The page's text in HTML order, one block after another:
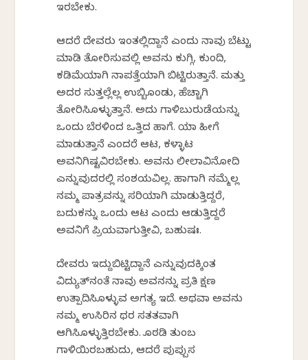
ಇರಬೇಕು.
ಆದರೆ ದೇವರು ಇಂತಲ್ಲಿದ್ದಾನೆ ಎಂದು ನಾವು ಬೆಟ್ಟು
ಮಾಡಿ ತೋರಿಸುವಲ್ಲಿ ಅವನು ಕುಗ್ಗಿ, ಕುಂದಿ,
ಕಡಿಮೆಯಾಗಿ ನಾಪತ್ತೆಯಾಗಿ ಬಿಟ್ಟಿರುತ್ತಾನೆ. ಮತ್ತು
ಅದರ ಸುತ್ತಲ್ಲೆಲ್ಲ ಉಬ್ಬಿಕೊಂಡು, ಹೆಚ್ಚಾಗಿ
ತೋರಿಸಿಕೊಳ್ಳುತ್ತಾನೆ. ಅದು ಗಾಳಿಬುರುಡೆಯನ್ನು
ಒಂದು ಬೆರಳಿಂದ ಒತ್ತಿದ ಹಾಗೆ. ಯಾಕೆ ಹೀಗೆ
ಮಾಡುತ್ತಾನೆ ಎಂದರೆ ಆಟ, ಕಳ್ಳಾಟ
ಅವನಿಗಿಷ್ಟವಿರಬೇಕು. ಅವನು ಲೀಲಾವಿನೋದಿ
ಎನ್ನುವುದರಲ್ಲಿ ಸಂಶಯವಿಲ್ಲ. ಹಾಗಾಗಿ ನಮ್ಮೆಲ್ಲ
ನಮ್ಮ ಪಾತ್ರವನ್ನು ಸರಿಯಾಗಿ ಮಾಡುತ್ತಿದ್ದರೆ,
ಬದುಕನ್ನು ಒಂದು ಆಟ ಎಂದು ಆಡುತ್ತಿದ್ದರೆ
ಅವನಿಗೆ ಪ್ರಿಯವಾಗುತ್ತೀವಿ, ಬಹುಷಃ.
ದೇವರು ಇದ್ದುಬಿಟ್ಟಿದ್ದಾನೆ ಎನ್ನುವುದಕ್ಕಿಂತ
ವಿದ್ಯುತ್‌ನಂತೆ ನಾವು ಅವನನ್ನು ಪ್ರತಿ ಕ್ಷಣ
ಉತ್ಪಾದಿಸಿಕೊಳ್ಳುವ ಅಗತ್ಯ ಇದೆ. ಅಥವಾ ಅವನು
ನಮ್ಮ ಉಸಿರಿನ ಥರ ಸತತವಾಗಿ
ಆಗಿಸಿಕೊಳ್ಳುತ್ತಿರಬೇಕು. ಕೊಠಡಿ ತುಂಬ
ಗಾಳಿಯಿರಬಹುದು, ಆದರೆ ಪುಪ್ಪುಸ